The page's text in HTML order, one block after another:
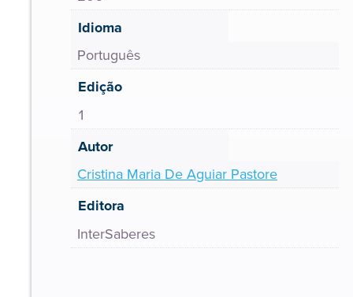
Idioma
Português
Edição
1
Autor
Cristina Maria De Aguiar Pastore
Editora
InterSaberes